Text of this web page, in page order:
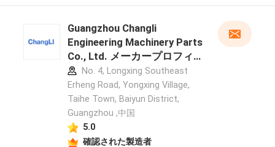
Guangzhou Changli
Engineering Machinery Parts
Co., Ltd. メーカープロフィ
ールNo. 4, Longxing Southeast
Erheng Road, Yongxing Village,
Taihe Town, Baiyun District,
Guangzhou ,中国
5.0
確認された製造者